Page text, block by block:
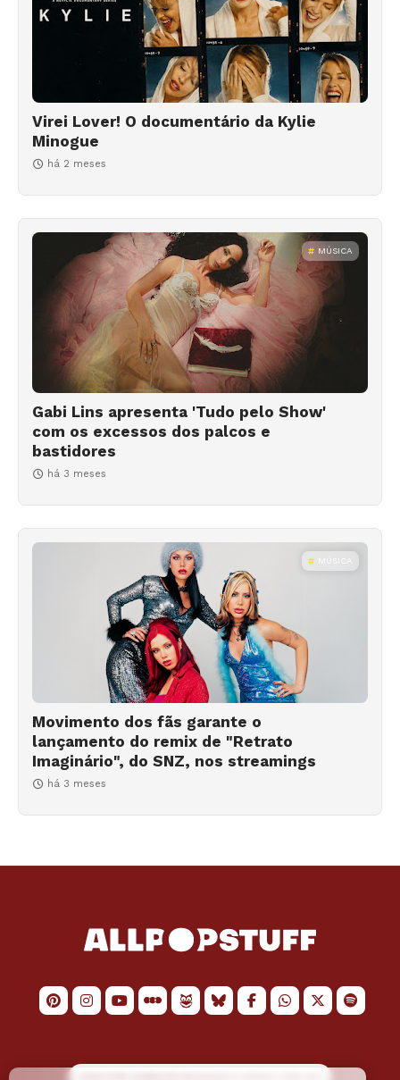
Virei Lover! O documentário da Kylie
Minogue
há 2 meses
MÚSICA
Gabi Lins apresenta 'Tudo pelo Show'
com os excessos dos palcos e
bastidores
há 3 meses
MÚSICA
Movimento dos fãs garante o
lançamento do remix de "Retrato
Imaginário", do SNZ, nos streamings
há 3 meses